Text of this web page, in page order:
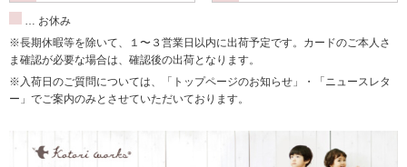
… お休み
※長期休暇等を除いて、１〜３営業日以内に出荷予定です。カードのご本人さ
ま確認が必要な場合は、確認後の出荷となります。
※入荷日のご質問については、「トップページのお知らせ」・「ニュースレタ
ー」でご案内のみとさせていただいております。